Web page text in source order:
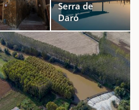
Serra de
Daró